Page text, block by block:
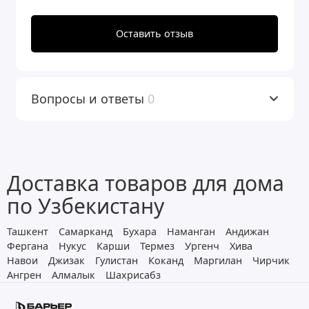
Ace Ultra R 2,4 фильтрует
механические примеси на стадии
оборудование от повреждения и
свойства) на стадии финишной
очистки.
Фильтрующий материал БАРЬЕР
УЛЬТРАМИКС R предназначен для
Оставить отзыв
Вопросы и ответы 0
Доставка товаров для дома
по Узбекистану
Ташкент Самарканд Бухара Наманган
Андижан
Фергана
Нукус Карши Термез Ургенч
Хива
Навои
Джизак Гулистан Коканд Маргилан
Чирчик
Ангрен
Алмалык Шахрисабз